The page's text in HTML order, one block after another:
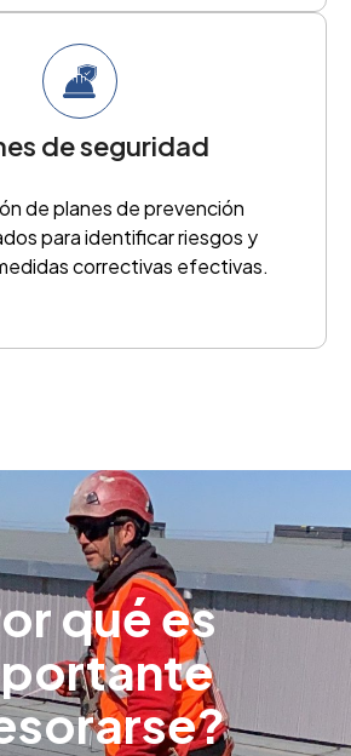
de seguridad
de planes de prevención
para identificar riesgos y
correctivas efectivas.
qué es